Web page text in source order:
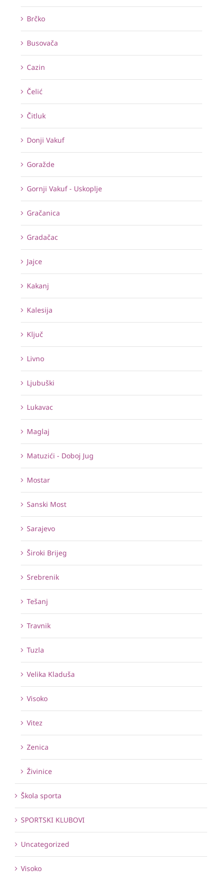
Brčko
Busovača
Cazin
Čelić
Čitluk
Donji Vakuf
Goražde
Gornji Vakuf - Uskoplje
Gračanica
Gradačac
Jajce
Kakanj
Kalesija
Ključ
Livno
Ljubuški
Lukavac
Maglaj
Matuzići - Doboj Jug
Mostar
Sanski Most
Sarajevo
Široki Brijeg
Srebrenik
Tešanj
Travnik
Tuzla
Velika Kladuša
Visoko
Vitez
Zenica
Živinice
Škola sporta
SPORTSKI KLUBOVI
Uncategorized
Visoko